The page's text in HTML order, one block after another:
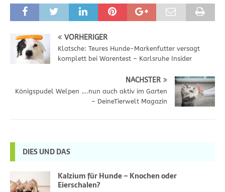
VORHERIGER
Klatsche: Teures Hunde-Markenfutter versagt
komplett bei Warentest – Karlsruhe Insider
NÄCHSTER
Königspudel Welpen ….nun auch aktiv im Garten
– DeineTierwelt Magazin
DIES UND DAS
Kalzium für Hunde – Knochen oder
Eierschalen?